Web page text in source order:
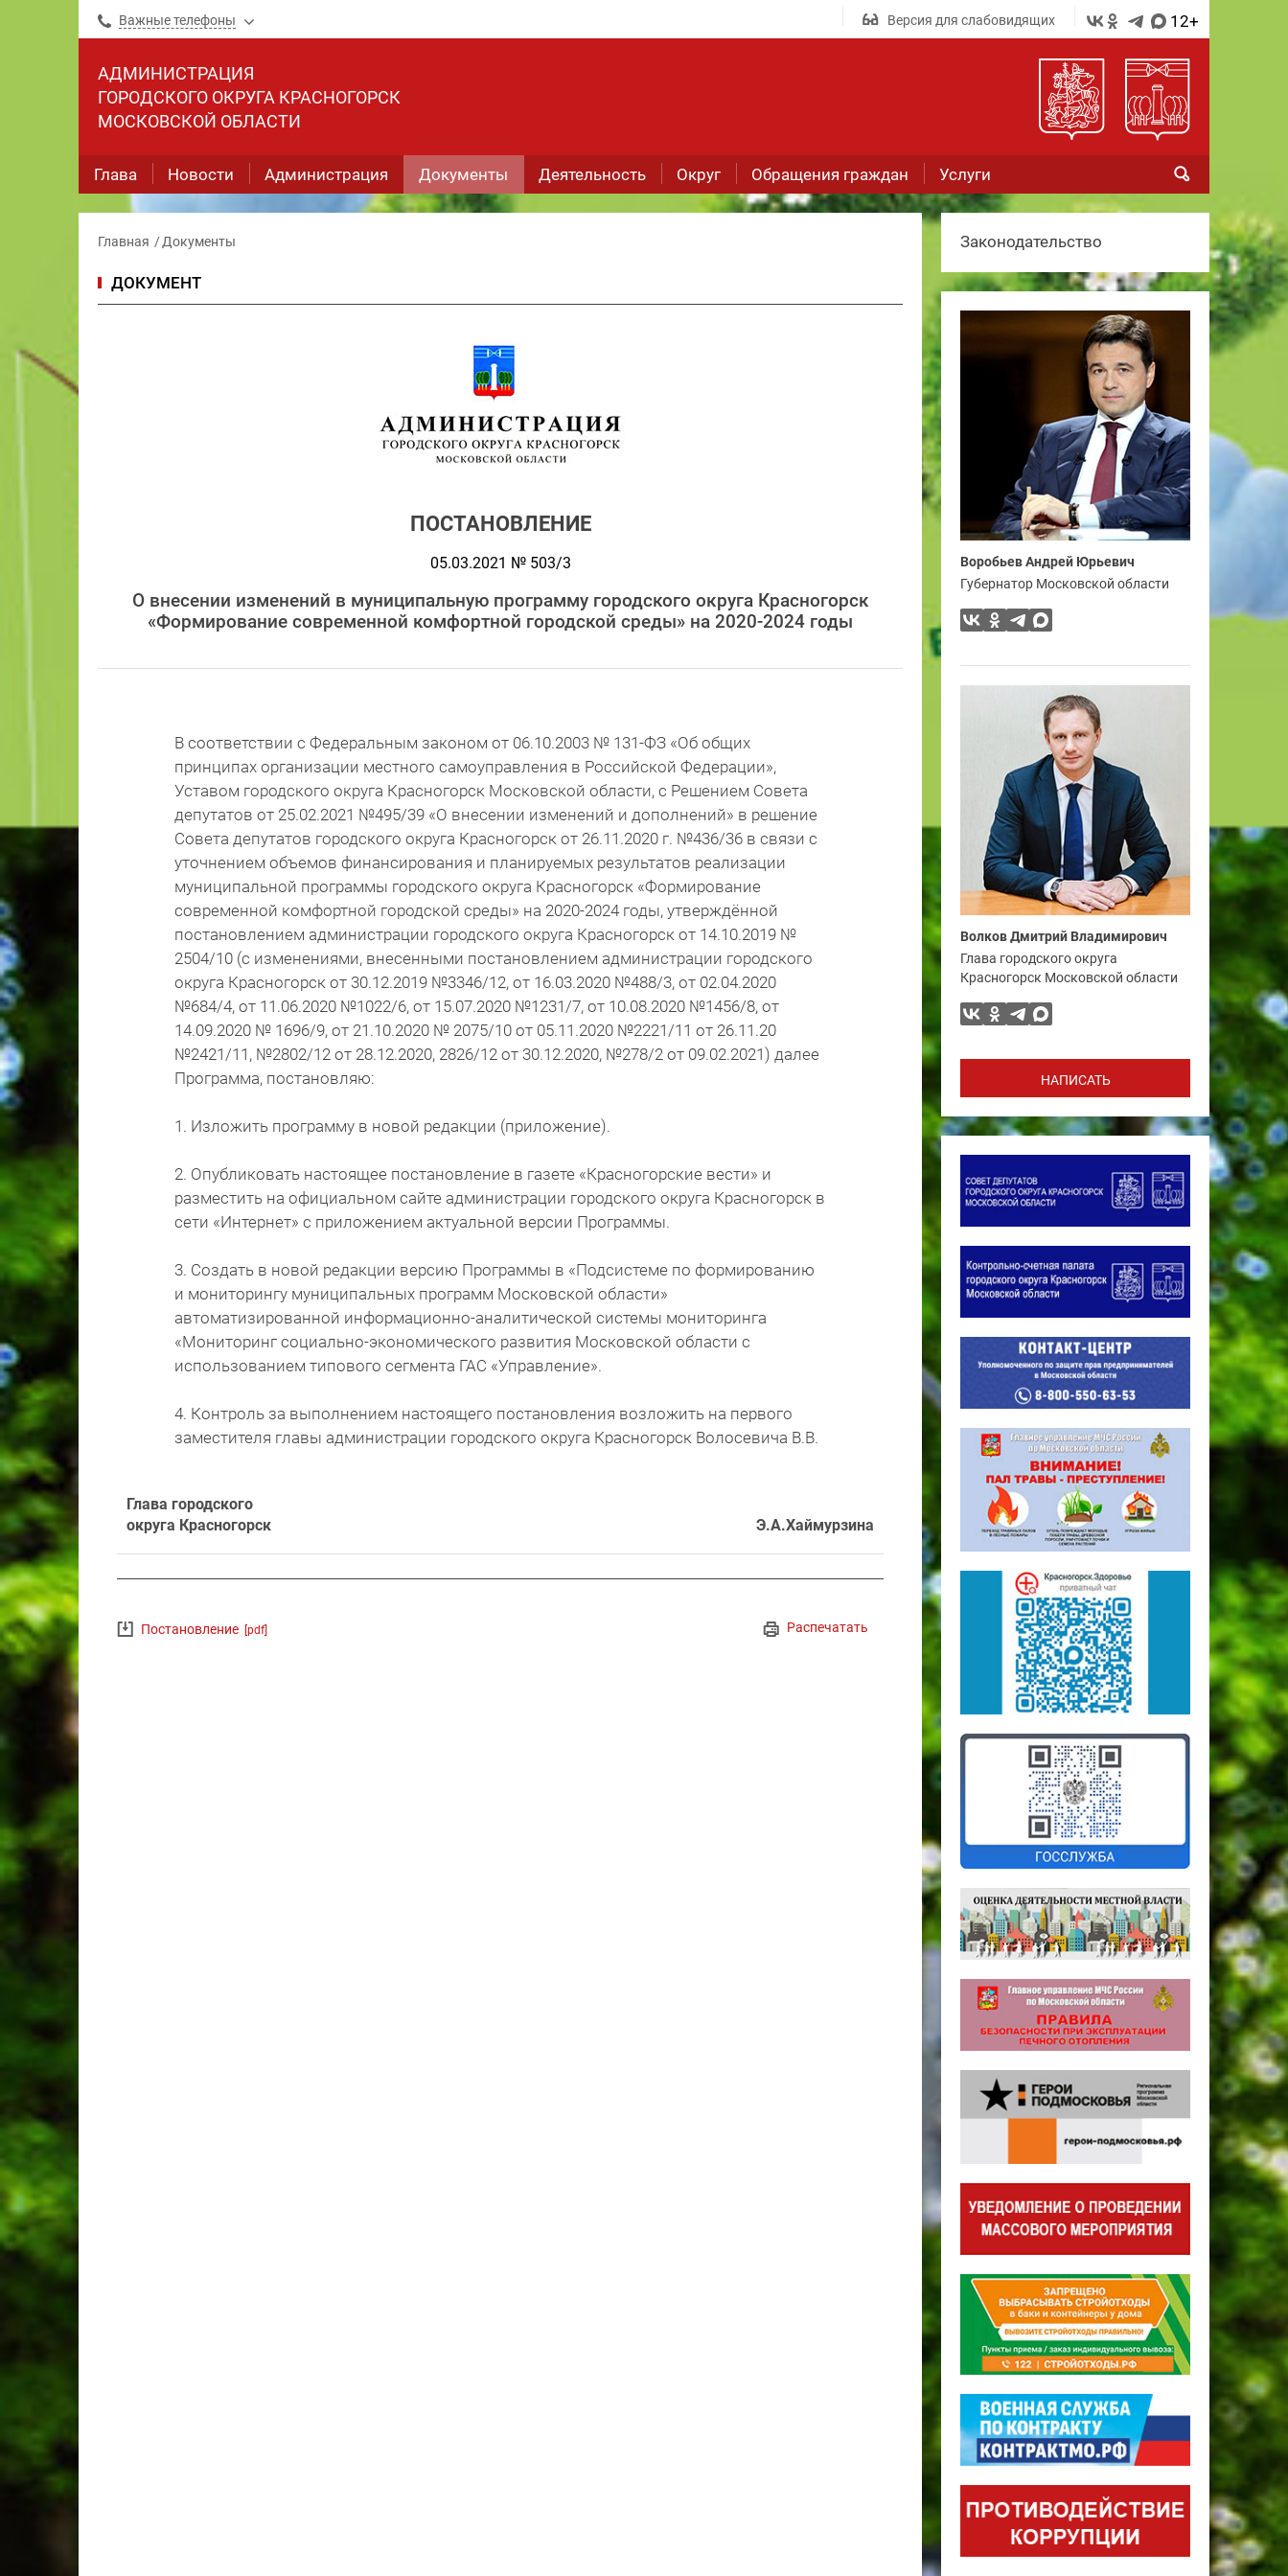
Важные телефоны Версия для слабовидящих 12+
АДМИНИСТРАЦИЯ
ГОРОДСКОГО ОКРУГА КРАСНОГОРСК
МОСКОВСКОЙ ОБЛАСТИ
Глава Новости Администрация Документы Деятельность Округ Обращения граждан Услуги
Главная Документы
ДОКУМЕНТ
ПОСТАНОВЛЕНИЕ
05.03.2021 № 503/3
О внесении изменений в муниципальную программу городского округа Красногорск
«Формирование современной комфортной городской среды» на 2020-2024 годы
В соответствии с Федеральным законом от 06.10.2003 № 131-ФЗ «Об общих
принципах организации местного самоуправления в Российской Федерации»,
Уставом городского округа Красногорск Московской области, с Решением Совета
депутатов от 25.02.2021 №495/39 «О внесении изменений и дополнений» в решение
Совета депутатов городского округа Красногорск от 26.11.2020 г. №436/36 в связи с
уточнением объемов финансирования и планируемых результатов реализации
муниципальной программы городского округа Красногорск «Формирование
современной комфортной городской среды» на 2020-2024 годы, утверждённой
постановлением администрации городского округа Красногорск от 14.10.2019 №
2504/10 (с изменениями, внесенными постановлением администрации городского
округа Красногорск от 30.12.2019 №3346/12, от 16.03.2020 №488/3, от 02.04.2020
№684/4, от 11.06.2020 №1022/6, от 15.07.2020 №1231/7, от 10.08.2020 №1456/8, от
14.09.2020 № 1696/9, от 21.10.2020 № 2075/10 от 05.11.2020 №2221/11 от 26.11.20
№2421/11, №2802/12 от 28.12.2020, 2826/12 от 30.12.2020, №278/2 от 09.02.2021) далее
Программа, постановляю:
1. Изложить программу в новой редакции (приложение).
2. Опубликовать настоящее постановление в газете «Красногорские вести» и
разместить на официальном сайте администрации городского округа Красногорск в
сети «Интернет» с приложением актуальной версии Программы.
3. Создать в новой редакции версию Программы в «Подсистеме по формированию
и мониторингу муниципальных программ Московской области»
автоматизированной информационно-аналитической системы мониторинга
«Мониторинг социально-экономического развития Московской области с
использованием типового сегмента ГАС «Управление».
4. Контроль за выполнением настоящего постановления возложить на первого
заместителя главы администрации городского округа Красногорск Волосевича В.В.
Глава городского
округа Красногорск
Э.А.Хаймурзина
Распечатать
Постановление [pdf]
Законодательство
Воробьев Андрей Юрьевич
Губернатор Московской области
Волков Дмитрий Владимирович
Глава городского округа
Красногорск Московской области
НАПИСАТЬ